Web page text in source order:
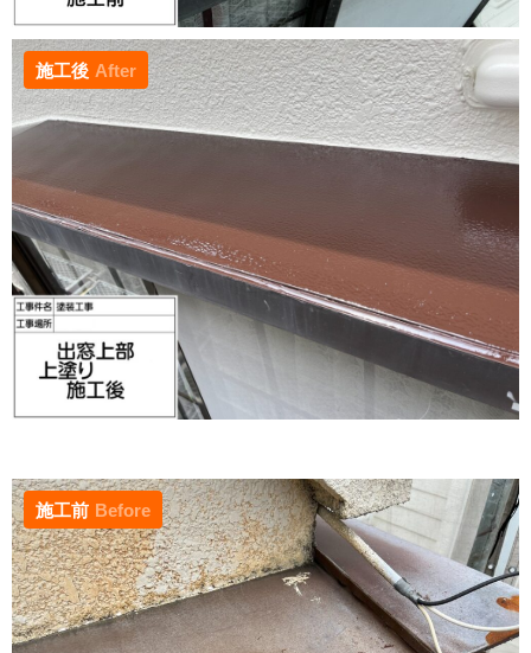
施工後 After
施工前 Before